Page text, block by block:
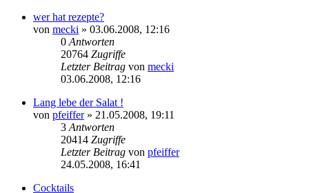
wer hat rezepte?
von mecki » 03.06.2008, 12:16
0 Antworten
20764 Zugriffe
Letzter Beitrag von mecki
03.06.2008, 12:16
Lang lebe der Salat !
von pfeiffer» 21.05.2008, 19:11
3 Antworten
20414 Zugriffe
Letzter Beitrag von pfeiffer
24.05.2008, 16:41
Cocktails